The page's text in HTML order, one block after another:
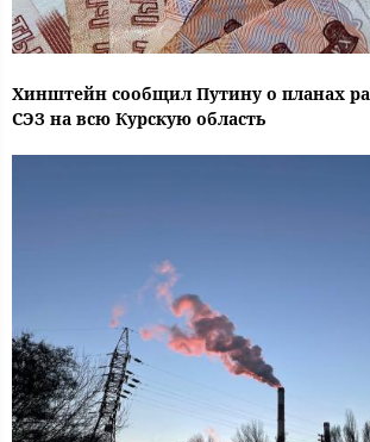
Хинштейн сообщил Путину о планах
СЭЗ на всю Курскую область